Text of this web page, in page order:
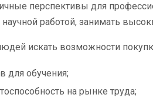
перспективы для
работой, занимать
искать возможности
для обучения;
на рынке труда;